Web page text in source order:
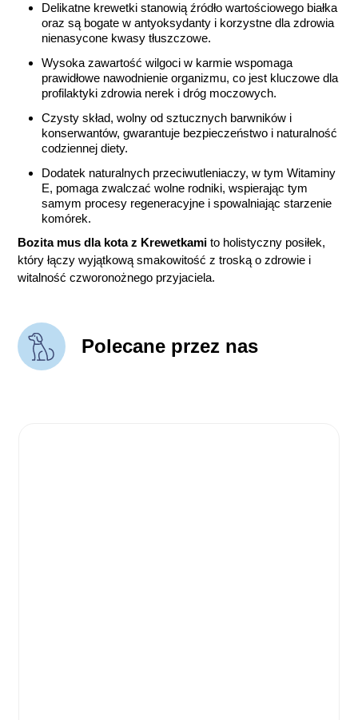
Delikatne krewetki stanowią źródło wartościowego białka
oraz są bogate w antyoksydanty i korzystne dla zdrowia
nienasycone kwasy tłuszczowe.
Wysoka zawartość wilgoci w karmie wspomaga
prawidłowe nawodnienie organizmu, co jest kluczowe dla
profilaktyki zdrowia nerek i dróg moczowych.
Czysty skład, wolny od sztucznych barwników i
konserwantów, gwarantuje bezpieczeństwo i naturalność
codziennej diety.
Dodatek naturalnych przeciwutleniaczy, w tym Witaminy
E, pomaga zwalczać wolne rodniki, wspierając tym
samym procesy regeneracyjne i spowalniając starzenie
komórek.
Bozita mus dla kota z Krewetkami to holistyczny posiłek,
który łączy wyjątkową smakowitość z troską o zdrowie i
witalność czworonożnego przyjaciela.
Polecane przez nas